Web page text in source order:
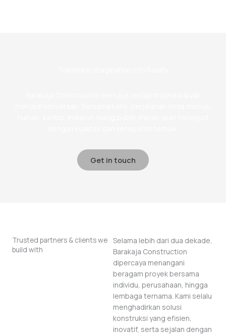
Get in touch
Trusted partners & clients we
build with
Selama lebih dari dua dekade,
Barakaja Construction
dipercaya menangani
beragam proyek bersama
individu, perusahaan, hingga
lembaga ternama. Kami selalu
menghadirkan solusi
konstruksi yang efisien,
inovatif, serta sejalan dengan